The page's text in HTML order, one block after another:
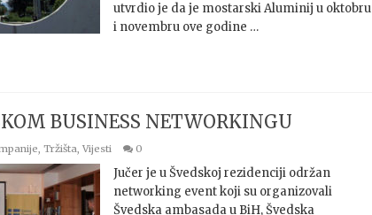
utvrdio je da je mostarski Aluminij u oktobru
i novembru ove godine …
BUSINESS NETWORKINGU
, Tržišta, Vijesti 0
Jučer je u Švedskoj rezidenciji održan
networking event koji su organizovali
Švedska ambasada u BiH, Švedska